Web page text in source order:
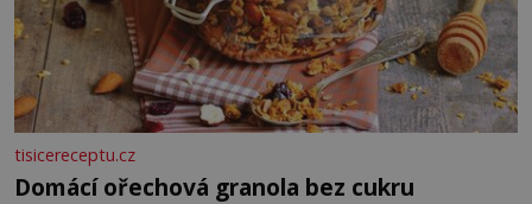
tisicereceptu.cz
Domácí ořechová granola bez cukru